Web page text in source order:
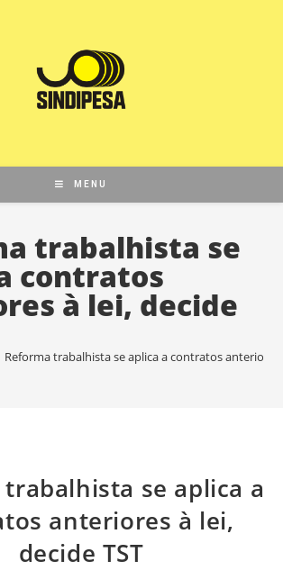
MENU
trabalhista se
contratos
à lei, decide
Reforma trabalhista se aplica a contratos anteriores
se aplica a
anteriores à lei,
decide TST